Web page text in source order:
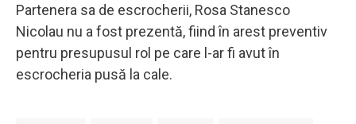
Partenera sa de escrocherii, Rosa Stanesco
Nicolau nu a fost prezentă, fiind în arest preventiv
pentru presupusul rol pe care l-ar fi avut în
escrocheria pusă la cale.